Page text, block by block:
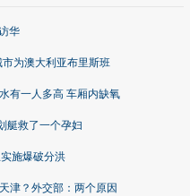
华
为澳大利亚布里斯班
有一人多高 车厢内缺氧
艇救了一个孕妇
施爆破分洪
津？外交部：两个原因